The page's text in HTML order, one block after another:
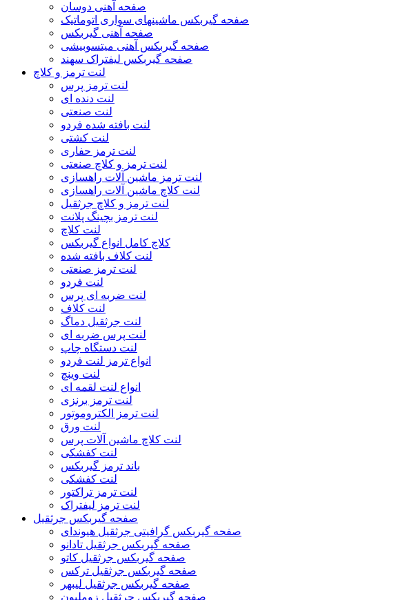
صفحه آهنی دوسان
صفحه گیربکس ماشینهای سواری اتوماتیک
صفحه آهنی گیربکس
صفحه گیربکس آهنی میتسوبیشی
صفحه گیربکس لیفتراک سهند
لنت ترمز و کلاچ
لنت ترمز پرس
لنت دنده ای
لنت صنعتی
لنت بافته شده فردو
لنت کشتی
لنت ترمز حفاری
لنت ترمز و کلاچ صنعتی
لنت ترمز ماشین آلات راهسازی
لنت کلاچ ماشین آلات راهسازی
لنت ترمز و کلاچ جرثقیل
لنت ترمز بچینگ پلانت
لنت کلاچ
کلاچ کامل انواع گیربکس
لنت کلاف بافته شده
لنت ترمز صنعتی
لنت فردو
لنت ضربه ای پرس
لنت کلاف
لنت جرثقیل دماگ
لنت پرس ضربه ای
لنت دستگاه چاپ
انواع ترمز لنت فردو
لنت وینچ
انواع لنت لقمه ای
لنت ترمز برنزی
لنت ترمز الکتروموتور
لنت ورق
لنت کلاچ ماشین آلات پرس
لنت کفشکی
باند ترمز گیربکس
لنت کفشکی
لنت ترمز تراکتور
لنت ترمز لیفتراک
صفحه گیربکس جرثقیل
صفحه گیربکس گرافیتی جرثقیل هیوندای
صفحه گیربکس جرثقیل تادانو
صفحه گیربکس جرثقیل کاتو
صفحه گیربکس جرثقیل ترکس
صفحه گیربکس جرثقیل لیبهر
صفحه گیربکس جرثقیل زوملیون